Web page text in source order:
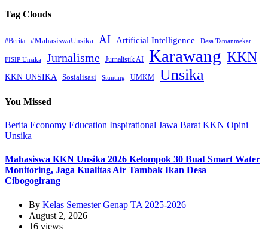
Tag Clouds
#Berita #MahasiswaUnsika AI Artificial Intelligence Desa Tamanmekar
FISIP Unsika Jurnalisme Jurnalistik AI Karawang KKN
KKN UNSIKA Sosialisasi Stunting UMKM Unsika
You Missed
Berita Economy Education Inspirational Jawa Barat KKN Opini
Unsika
Mahasiswa KKN Unsika 2026 Kelompok 30 Buat Smart Water
Monitoring, Jaga Kualitas Air Tambak Ikan Desa
Cibogogirang
By Kelas Semester Genap TA 2025-2026
August 2, 2026
16 views